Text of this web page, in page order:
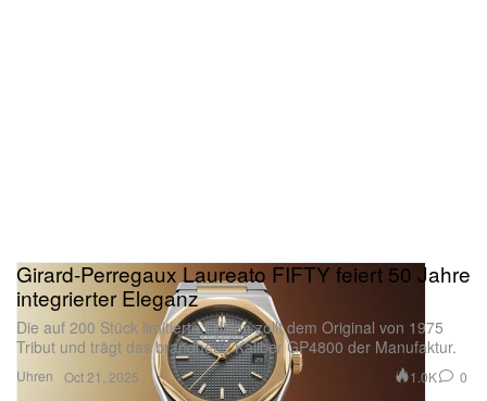
Uhren
Girard-Perregaux Laureato FIFTY feiert 50 Jahre
integrierter Eleganz
Die auf 200 Stück limitierte Edition zollt dem Original von 1975
Tribut und trägt das brandneue Kaliber GP4800 der Manufaktur.
Oct 21, 2025 1.0K 0